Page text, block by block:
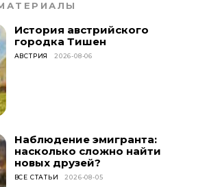
История австрийского
городка Тишен
АВСТРИЯ 2026-08-06
Наблюдение эмигранта:
насколько сложно найти
новых друзей?
ВСЕ СТАТЬИ 2026-08-05